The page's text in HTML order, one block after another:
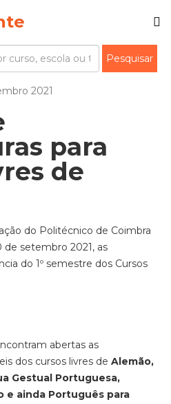
2021
para
de
do Politécnico de Coimbra
de setembro 2021, as
do 1º semestre dos Cursos
abertas as
dos cursos livres de Alemão,
Gestual Portuguesa,
e ainda Português para